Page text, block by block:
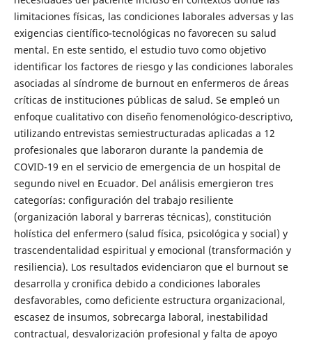
limitaciones físicas, las condiciones laborales adversas y las
exigencias científico-tecnológicas no favorecen su salud
mental. En este sentido, el estudio tuvo como objetivo
identificar los factores de riesgo y las condiciones laborales
asociadas al síndrome de burnout en enfermeros de áreas
críticas de instituciones públicas de salud. Se empleó un
enfoque cualitativo con diseño fenomenológico-descriptivo,
utilizando entrevistas semiestructuradas aplicadas a 12
profesionales que laboraron durante la pandemia de
COVID-19 en el servicio de emergencia de un hospital de
segundo nivel en Ecuador. Del análisis emergieron tres
categorías: configuración del trabajo resiliente
(organización laboral y barreras técnicas), constitución
holística del enfermero (salud física, psicológica y social) y
trascendentalidad espiritual y emocional (transformación y
resiliencia). Los resultados evidenciaron que el burnout se
desarrolla y cronifica debido a condiciones laborales
desfavorables, como deficiente estructura organizacional,
escasez de insumos, sobrecarga laboral, inestabilidad
contractual, desvalorización profesional y falta de apoyo